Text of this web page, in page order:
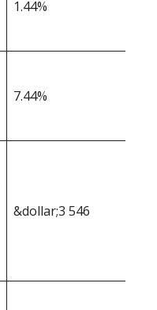
1.44%
7.44%
&dollar;3 546